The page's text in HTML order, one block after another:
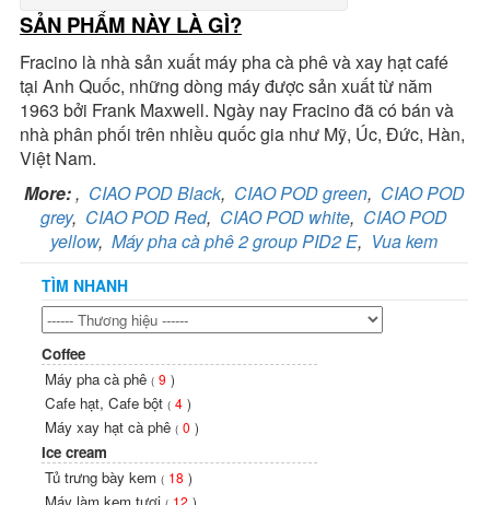
SẢN PHẨM NÀY LÀ GÌ?
Fracino là nhà sản xuất máy pha cà phê và xay hạt café
tại Anh Quốc, những dòng máy được sản xuất từ năm
1963 bởi Frank Maxwell. Ngày nay Fracino đã có bán và
nhà phân phối trên nhiều quốc gia như Mỹ, Úc, Đức, Hàn,
Việt Nam.
More:, CIAO POD Black, CIAO POD green, CIAO POD
grey, CIAO POD Red, CIAO POD white, CIAO POD
yellow, Máy pha cà phê 2 group PID2 E, Vua kem
TÌM NHANH
Coffee
Máy pha cà phê ( 9 )
Cafe hạt, Cafe bột ( 4 )
Máy xay hạt cà phê ( 0 )
Ice cream
Tủ trưng bày kem ( 18 )
Máy làm kem tươi 12 )